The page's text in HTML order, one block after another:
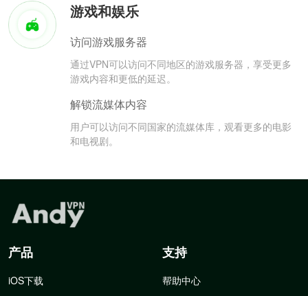
游戏和娱乐
访问游戏服务器
通过VPN可以访问不同地区的游戏服务器，享受更多
游戏内容和更低的延迟。
解锁流媒体内容
用户可以访问不同国家的流媒体库，观看更多的电影
和电视剧。
产品
iOS下载
支持
帮助中心